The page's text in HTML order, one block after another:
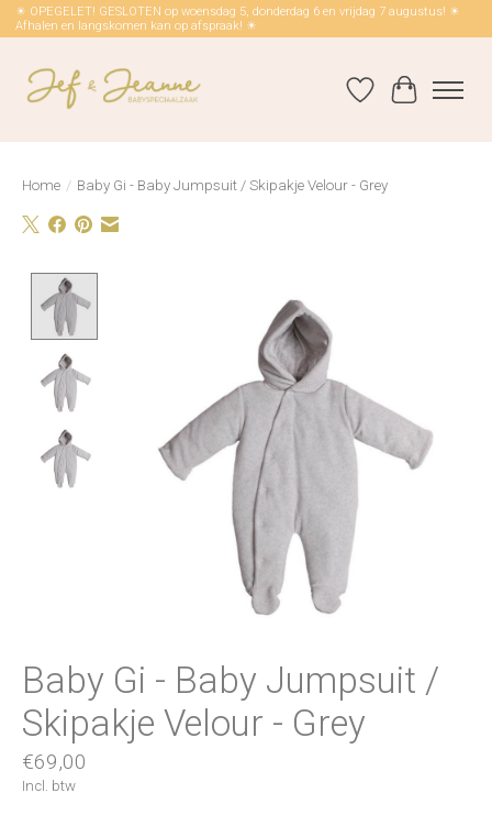
☀ OPEGELET! GESLOTEN op woensdag 5, donderdag 6 en vrijdag 7 augustus! ☀
Afhalen en langskomen kan op afspraak! ☀
Verlanglijst
Home / Baby Gi - Baby Jumpsuit / Skipakje Velour - Grey
Baby Gi - Baby Jumpsuit /
Skipakje Velour - Grey
€69,00
Incl. btw